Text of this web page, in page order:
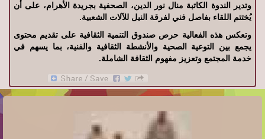
وتدير الندوة الكاتبة منال نور الدين، الصحفية بجريدة الأهرام، على أن
يُختتم اللقاء بفاصل فني لفرقة النيل للآلات الشعبية.
وتعكس هذه الفعالية حرص صندوق التنمية الثقافية على تقديم محتوى
يجمع بين التوعية الصحية والأنشطة الثقافية والفنية، بما يسهم في
خدمة المجتمع وتعزيز مفهوم الثقافة الشاملة.